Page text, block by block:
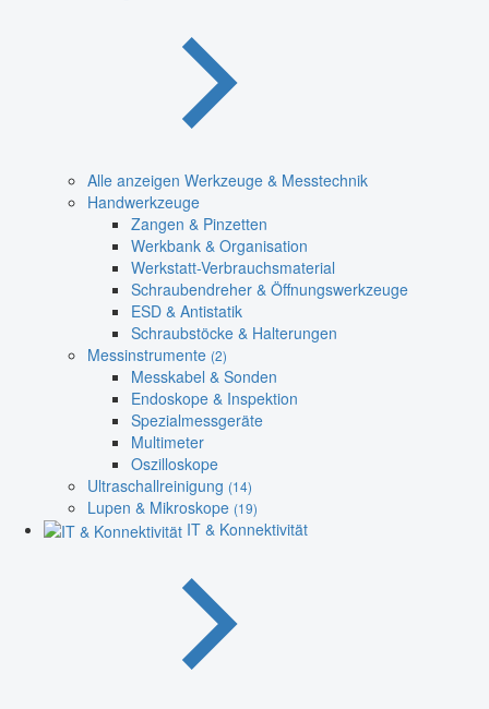
Alle anzeigen Werkzeuge & Messtechnik
Handwerkzeuge
Zangen & Pinzetten
Werkbank & Organisation
Werkstatt-Verbrauchsmaterial
Schraubendreher & Öffnungswerkzeuge
ESD & Antistatik
Schraubstöcke & Halterungen
Messinstrumente (2)
Messkabel & Sonden
Endoskope & Inspektion
Spezialmessgeräte
Multimeter
Oszilloskope
Ultraschallreinigung (14)
Lupen & Mikroskope (19)
IT & Konnektivität